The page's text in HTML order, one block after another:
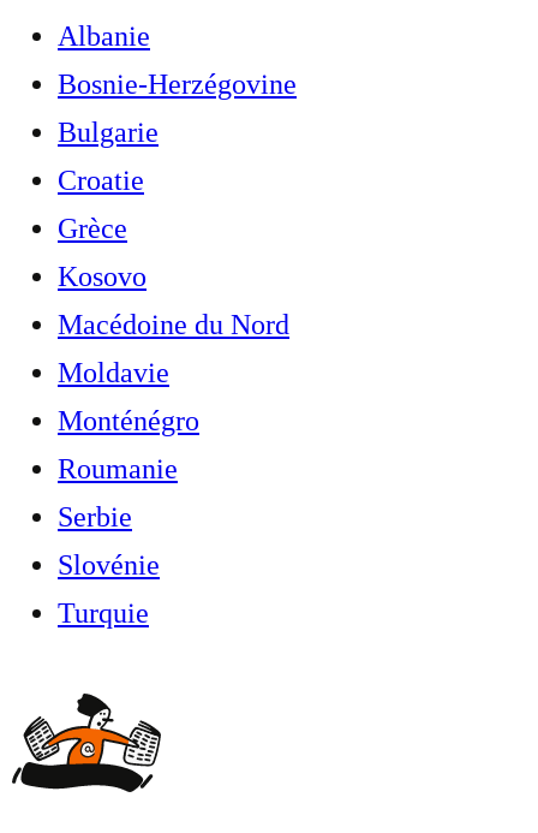
Albanie
Bosnie-Herzégovine
Bulgarie
Croatie
Grèce
Kosovo
Macédoine du Nord
Moldavie
Monténégro
Roumanie
Serbie
Slovénie
Turquie